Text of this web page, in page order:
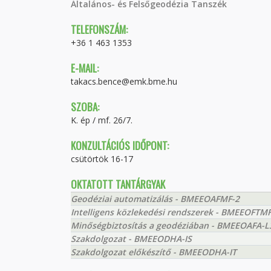
Általános- és Felsőgeodézia Tanszék
TELEFONSZÁM:
+36 1 463 1353
E-MAIL:
takacs.bence@emk.bme.hu
SZOBA:
K. ép / mf. 26/7.
KONZULTÁCIÓS IDŐPONT:
csütörtök 16-17
OKTATOTT TANTÁRGYAK
Geodéziai automatizálás - BMEEOAFMF-2
Intelligens közlekedési rendszerek -
Minőségbiztosítás a geodéziában - BMEEOAFA-
Szakdolgozat - BMEEODHA-IS
Szakdolgozat előkészítő - BMEEODHA-IT